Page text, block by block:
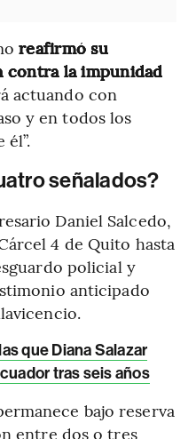
reafirmó su
contra la impunidad
actuando con
y en todos los
señalados?
Daniel Salcedo,
4 de Quito hasta
policial y
anticipado
que Diana Salazar
tras seis años
bajo reserva
entre dos o tres